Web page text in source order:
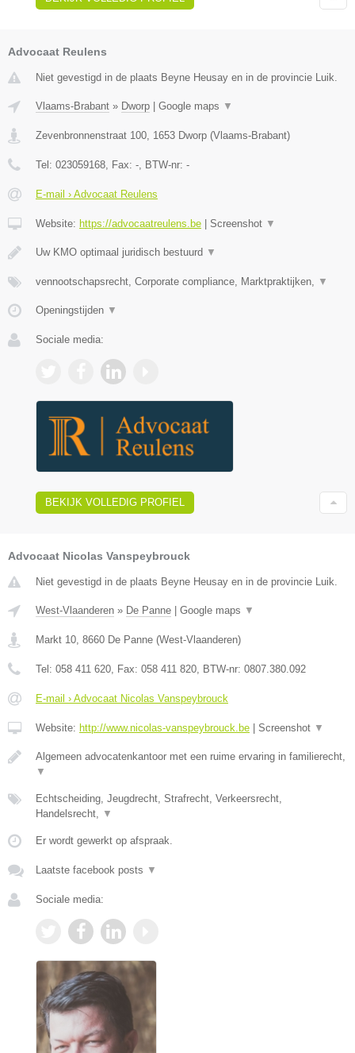
Advocaat Reulens
Niet gevestigd in de plaats Beyne Heusay en in de provincie Luik.
Vlaams-Brabant » Dworp Google maps ▼
Zevenbronnenstraat 100 1653 Dworp (Vlaams-Brabant)
Tel: 023059168 , Fax: - , BTW-nr: -
E-mail › Advocaat Reulens
Website: https://advocaatreulens.be Screenshot ▼
Uw KMO optimaal juridisch bestuurd ▼
vennootschapsrecht, Corporate compliance, Marktpraktijken, ▼
Openingstijden ▼
Sociale media:
BEKIJK VOLLEDIG PROFIEL
Advocaat Nicolas Vanspeybrouck
Niet gevestigd in de plaats Beyne Heusay en in de provincie Luik.
West-Vlaanderen » De Panne Google maps ▼
Markt 10, 8660 De Panne (West-Vlaanderen)
Tel: 058 411 620, Fax: 058 411 820, BTW-nr: 0807.380.092
E-mail › Advocaat Nicolas Vanspeybrouck
Website: http://www.nicolas-vanspeybrouck.be Screenshot ▼
Algemeen advocatenkantoor met een ruime ervaring in familierecht,
▼
Echtscheiding, Jeugdrecht, Strafrecht, Verkeersrecht,
Handelsrecht, ▼
Er wordt gewerkt op afspraak.
Laatste facebook posts ▼
Sociale media: